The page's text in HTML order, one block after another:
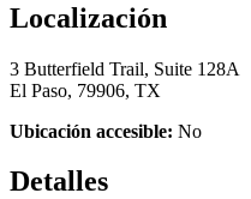
Localización
3 Butterfield Trail, Suite 128A
El Paso, 79906, TX
Ubicación accesible: No
Detalles